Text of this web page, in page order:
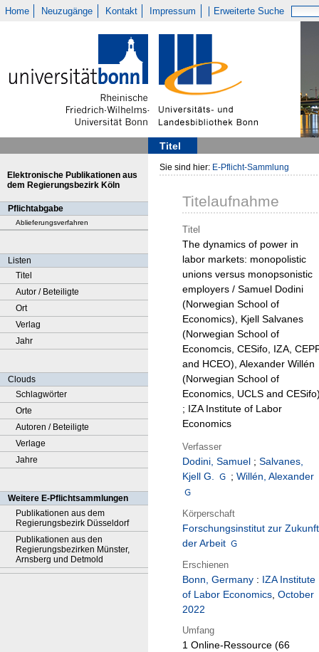
Home Neuzugänge Kontakt Impressum Erweiterte Suche
Titel
Elektronische Publikationen aus
dem Regierungsbezirk Köln
Pflichtabgabe
Ablieferungsverfahren
Listen
Titel
Autor / Beteiligte
Ort
Verlag
Jahr
Clouds
Schlagwörter
Orte
Autoren / Beteiligte
Verlage
Jahre
Weitere E-Pflichtsammlungen
Publikationen aus dem
Regierungsbezirk Düsseldorf
Publikationen aus den
Regierungsbezirken Münster,
Arnsberg und Detmold
Sie sind hier: E-Pflicht-Sammlung
Titelaufnahme
Titel
The dynamics of power in
labor markets: monopolistic
unions versus monopsonistic
employers / Samuel Dodini
(Norwegian School of
Economics), Kjell Salvanes
(Norwegian School of
Economcis, CESifo, IZA,
and HCEO), Alexander Willén
(Norwegian School of
Economics, UCLS and
; IZA Institute of Labor
Economics
Verfasser
Dodini, Samuel ; Salvanes,
Kjell G.
; Willén, Alexander
Körperschaft
Forschungsinstitut zur Zukunft
der Arbeit
Erschienen
Bonn, Germany : IZA Institute
of Labor Economics, October
2022
Umfang
1 Online-Ressource (66